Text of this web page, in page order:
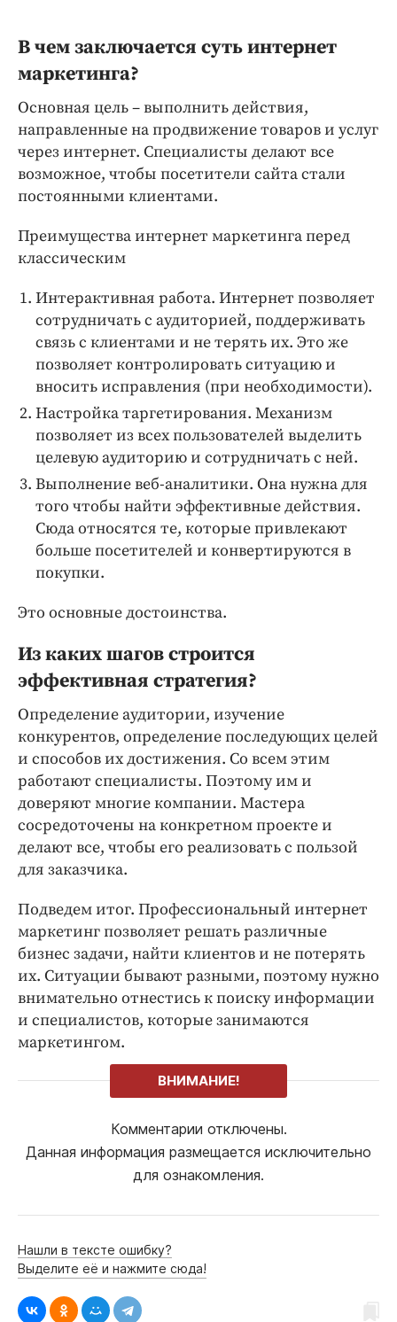
В чем заключается суть интернет
маркетинга?
Основная цель – выполнить действия,
направленные на продвижение товаров и услуг
через интернет. Специалисты делают все
возможное, чтобы посетители сайта стали
постоянными клиентами.
Преимущества интернет маркетинга перед
классическим
Интерактивная работа. Интернет позволяет
сотрудничать с аудиторией, поддерживать
связь с клиентами и не терять их. Это же
позволяет контролировать ситуацию и
вносить исправления (при необходимости).
Настройка таргетирования. Механизм
позволяет из всех пользователей выделить
целевую аудиторию и сотрудничать с ней.
Выполнение веб-аналитики. Она нужна для
того чтобы найти эффективные действия.
Сюда относятся те, которые привлекают
больше посетителей и конвертируются в
покупки.
Это основные достоинства.
Из каких шагов строится
эффективная стратегия?
Определение аудитории, изучение
конкурентов, определение последующих целей
и способов их достижения. Со всем этим
работают специалисты. Поэтому им и
доверяют многие компании. Мастера
сосредоточены на конкретном проекте и
делают все, чтобы его реализовать с пользой
для заказчика.
Подведем итог. Профессиональный интернет
маркетинг позволяет решать различные
бизнес задачи, найти клиентов и не потерять
их. Ситуации бывают разными, поэтому нужно
внимательно отнестись к поиску информации
и специалистов, которые занимаются
маркетингом.
ВНИМАНИЕ!
Комментарии отключены.
Данная информация размещается исключительно
для ознакомления.
Нашли в тексте ошибку?
Выделите её и нажмите сюда!